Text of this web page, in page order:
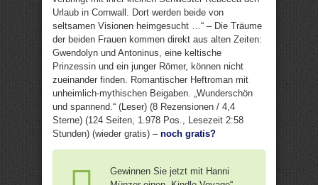
Urlaub in Cornwall. Dort werden beide von
seltsamen Visionen heimgesucht …“ – Die Träume
der beiden Frauen kommen direkt aus alten Zeiten:
Gwendolyn und Antoninus, eine keltische
Prinzessin und ein junger Römer, können nicht
zueinander finden. Romantischer Heftroman mit
unheimlich-mythischen Beigaben. „Wunderschön
und spannend.“ (Leser) (8 Rezensionen / 4,4
Sterne) (124 Seiten, 1.978 Pos., Lesezeit 2:58
Stunden) (wieder gratis) – noch gratis?
Gewinnen Sie jetzt mit Hanni